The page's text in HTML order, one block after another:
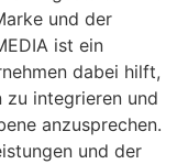
und der
ist ein
dabei hilft,
zu integrieren und
anzusprechen.
und der